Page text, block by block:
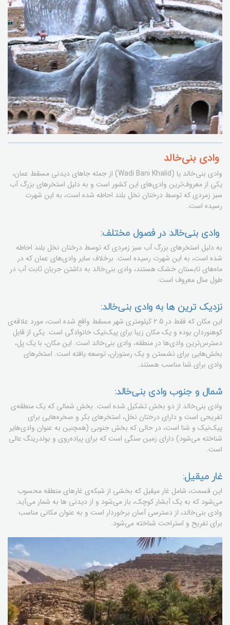
وادی بنی‌خالد
وادی بنی‌خالد یا (Wadi Bani Khalid) از جمله جاهای دیدنی مسقط عمان،
یکی از معروف‌ترین وادی‌های این کشور است و به دلیل استخرهای بزرگ آب
سبز زمردی که توسط درختان نخل بلند احاطه شده است، به این شهرت
رسیده است.
وادی بنی‌خالد در فصول مختلف:
به دلیل استخرهای بزرگ آب سبز زمردی که توسط درختان نخل بلند احاطه
شده است، به این شهرت رسیده است. برخلاف سایر وادی‌های عمان که در
ماه‌های تابستان خشک هستند، وادی بنی‌خالد به داشتن جریان ثابت آب در
طول سال معروف است.
نزدیک ترین ها به وادی بنی‌خالد:
این مکان که فقط در 2.5 کیلومتری شهر مسقط واقع شده است، مورد علاقه‌ی
کوهنوردان بوده و یک مکان زیبا برای پیک‌نیک خانوادگی است. یکی از قابل
دسترس‌ترین وادی‌ها در منطقه، وادی بنی‌خالد است. این مکان، با یک پل،
بخش‌هایی برای نشستن و یک رستوران، توسعه یافته است. استخرهای
وادی برای شنا مناسب هستند.
شمال و جنوب وادی بنی‌خالد:
وادی بنی‌خالد از دو بخش تشکیل شده است. بخش شمالی که یک منطقه‌ی
تفریحی است و دارای درختان نخل، استخرهای بکر و صخره‌هایی برای
پیک‌نیک و شنا است، در حالی که بخش جنوبی (همچنین به عنوان وادی‌هایر
شناخته می‌شود) دارای زمین سنگی است که برای پیاده‌روی و بولدرینگ عالی
است.
غار میقیل:
این قسمت، شامل غار میقیل که بخشی از شبکه‌ی غارهای منطقه محسوب
می‌شود که به یک آبشار کوچک، باز می‌شود و از دیدنی ها به شمار می‌آید.
وادی بنی‌خالد، از دسترسی آسان برخوردار است و به عنوان مکانی مناسب
برای تفریح و استراحت شناخته می‌شود.